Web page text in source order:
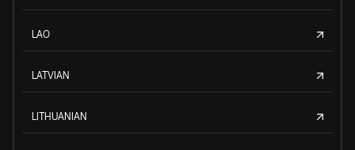
LAO
LATVIAN
LITHUANIAN